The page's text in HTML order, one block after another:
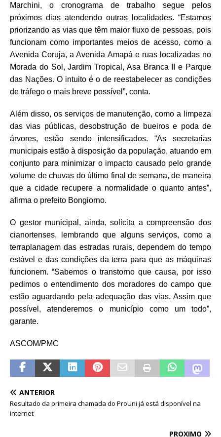
Marchini, o cronograma de trabalho segue pelos
próximos dias atendendo outras localidades. “Estamos
priorizando as vias que têm maior fluxo de pessoas, pois
funcionam como importantes meios de acesso, como a
Avenida Coruja, a Avenida Amapá e ruas localizadas no
Morada do Sol, Jardim Tropical, Asa Branca II e Parque
das Nações. O intuito é o de reestabelecer as condições
de tráfego o mais breve possível”, conta.
Além disso, os serviços de manutenção, como a limpeza
das vias públicas, desobstrução de bueiros e poda de
árvores, estão sendo intensificados. “As secretarias
municipais estão à disposição da população, atuando em
conjunto para minimizar o impacto causado pelo grande
volume de chuvas do último final de semana, de maneira
que a cidade recupere a normalidade o quanto antes”,
afirma o prefeito Bongiorno.
O gestor municipal, ainda, solicita a compreensão dos
cianortenses, lembrando que alguns serviços, como a
terraplanagem das estradas rurais, dependem do tempo
estável e das condições da terra para que as máquinas
funcionem. “Sabemos o transtorno que causa, por isso
pedimos o entendimento dos moradores do campo que
estão aguardando pela adequação das vias. Assim que
possível, atenderemos o município como um todo”,
garante.
ASCOM/PMC
ANTERIOR
Resultado da primeira chamada do ProUni já está disponível na
internet
PRÓXIMO